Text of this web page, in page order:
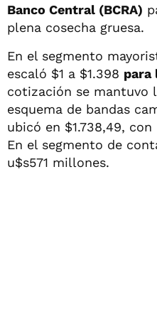
Banco Central (BCRA)
plena cosecha gruesa.
En el segmento
escaló $1 a $1.398 para
cotización se mantuvo
esquema de bandas
ubicó en $1.738,49,
En el segmento de
u$s571 millones.